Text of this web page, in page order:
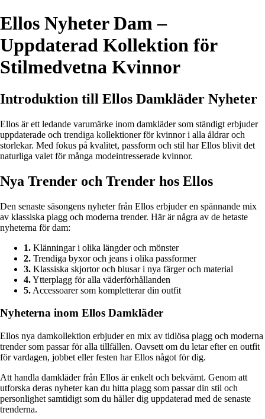
Ellos Nyheter Dam –
Uppdaterad Kollektion för
Stilmedvetna Kvinnor
Introduktion till Ellos Damkläder Nyheter
Ellos är ett ledande varumärke inom damkläder som ständigt erbjuder
uppdaterade och trendiga kollektioner för kvinnor i alla åldrar och
storlekar. Med fokus på kvalitet, passform och stil har Ellos blivit det
naturliga valet för många modeintresserade kvinnor.
Nya Trender och Trender hos Ellos
Den senaste säsongens nyheter från Ellos erbjuder en spännande mix
av klassiska plagg och moderna trender. Här är några av de hetaste
nyheterna för dam:
1. Klänningar i olika längder och mönster
2. Trendiga byxor och jeans i olika passformer
3. Klassiska skjortor och blusar i nya färger och material
4.Ytterplagg för alla väderförhållanden
5. Accessoarer som kompletterar din outfit
Nyheterna inom Ellos Damkläder
Ellos nya damkollektion erbjuder en mix av tidlösa plagg och moderna
trender som passar för alla tillfällen. Oavsett om du letar efter en outfit
för vardagen, jobbet eller festen har Ellos något för dig.
Att handla damkläder från Ellos är enkelt och bekvämt. Genom att
utforska deras nyheter kan du hitta plagg som passar din stil och
personlighet samtidigt som du håller dig uppdaterad med de senaste
trenderna.